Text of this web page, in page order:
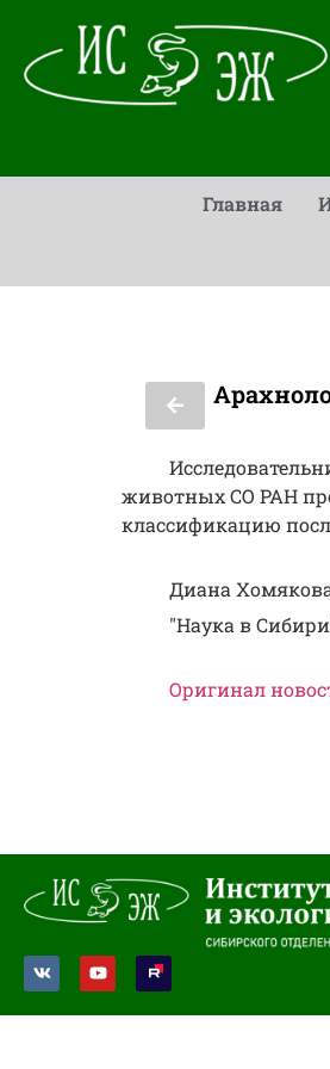
Главная
животных СО РАН
классификацию
Диана
"Наука в
Оригинал